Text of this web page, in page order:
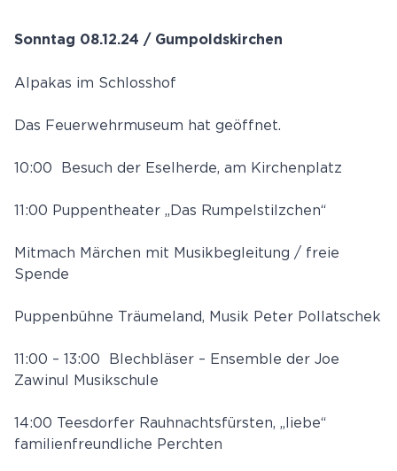
Sonntag 08.12.24 / Gumpoldskirchen
Alpakas im Schlosshof
Das Feuerwehrmuseum hat geöffnet.
10:00 Besuch der Eselherde, am Kirchenplatz
11:00 Puppentheater „Das Rumpelstilzchen“
Mitmach Märchen mit Musikbegleitung / freie
Spende
Puppenbühne Träumeland, Musik Peter Pollatschek
11:00 – 13:00 Blechbläser – Ensemble der Joe
Zawinul Musikschule
14:00 Teesdorfer Rauhnachtsfürsten, „liebe“
familienfreundliche Perchten